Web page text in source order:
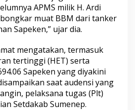
APMS milik H. Ardi
muat BBM dari tanker
Sapeken,” ujar dia.
mengatakan, termasuk
tertinggi (HET) serta
Sapeken yang diyakini
saat audensi yang
pelaksana tugas (Plt)
Setdakab Sumenep.